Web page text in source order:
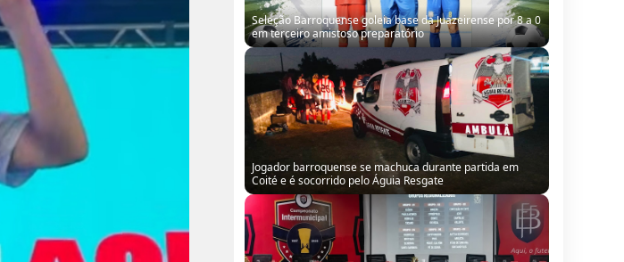
Seleção Barroquense goleia base da Juazeirense por 8 a 0
em terceiro amistoso preparatório
Jogador barroquense se machuca durante partida em
Coité e é socorrido pelo Águia Resgate